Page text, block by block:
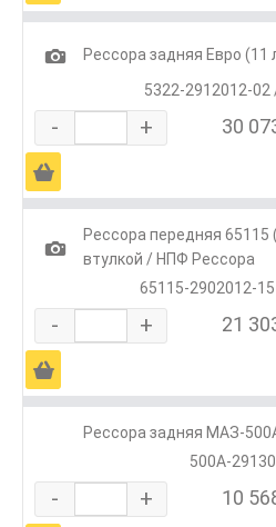
1
Рессора задняя Евро
5322-2912012-02
- + 30
Ä
1
Рессора передняя 65115
втулкой / НПФ Рессора
65115-2902012-
- + 21
Ä
Рессора задняя МАЗ-
500А-
- + 10